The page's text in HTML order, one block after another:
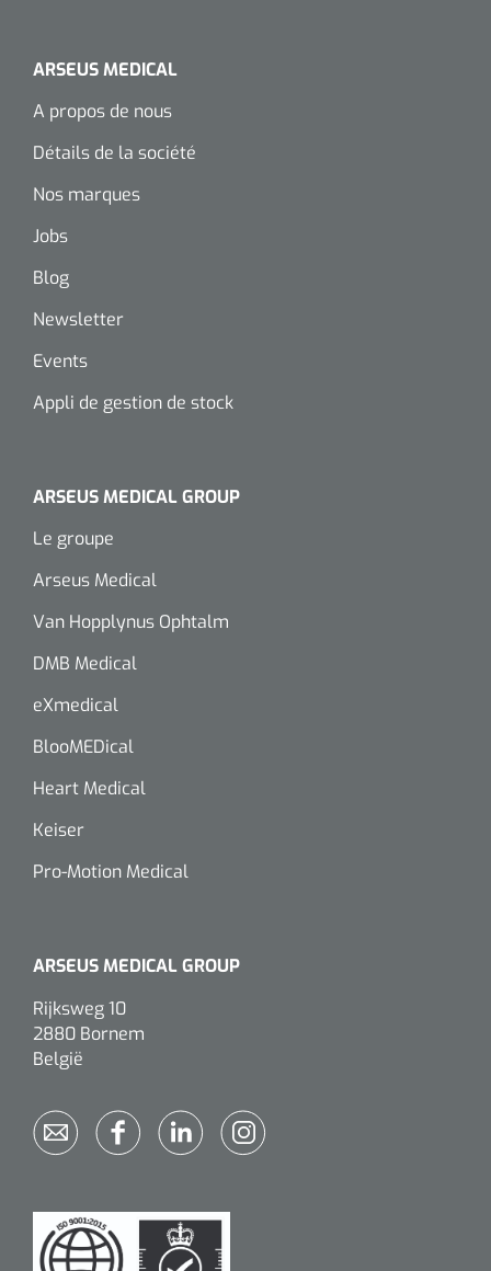
Agraffes de fixation
Bassin renal
ARSEUS MEDICAL
A propos de nous
Détails de la société
Nos marques
Jobs
Blog
Newsletter
Events
Appli de gestion de stock
ARSEUS MEDICAL GROUP
Le groupe
Arseus Medical
Van Hopplynus Ophtalm
DMB Medical
eXmedical
BlooMEDical
Heart Medical
Keiser
Pro-Motion Medical
ARSEUS MEDICAL GROUP
Rijksweg 10
2880 Bornem
België